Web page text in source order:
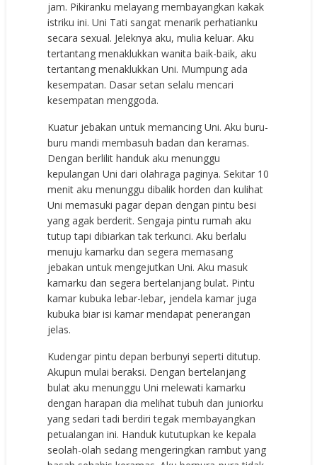
jam. Pikiranku melayang membayangkan kakak
istriku ini. Uni Tati sangat menarik perhatianku
secara sexual. Jeleknya aku, mulia keluar. Aku
tertantang menaklukkan wanita baik-baik, aku
tertantang menaklukkan Uni. Mumpung ada
kesempatan. Dasar setan selalu mencari
kesempatan menggoda.
Kuatur jebakan untuk memancing Uni. Aku buru-
buru mandi membasuh badan dan keramas.
Dengan berlilit handuk aku menunggu
kepulangan Uni dari olahraga paginya. Sekitar 10
menit aku menunggu dibalik horden dan kulihat
Uni memasuki pagar depan dengan pintu besi
yang agak berderit. Sengaja pintu rumah aku
tutup tapi dibiarkan tak terkunci. Aku berlalu
menuju kamarku dan segera memasang
jebakan untuk mengejutkan Uni. Aku masuk
kamarku dan segera bertelanjang bulat. Pintu
kamar kubuka lebar-lebar, jendela kamar juga
kubuka biar isi kamar mendapat penerangan
jelas.
Kudengar pintu depan berbunyi seperti ditutup.
Akupun mulai beraksi. Dengan bertelanjang
bulat aku menunggu Uni melewati kamarku
dengan harapan dia melihat tubuh dan juniorku
yang sedari tadi berdiri tegak membayangkan
petualangan ini. Handuk kututupkan ke kepala
seolah-olah sedang mengeringkan rambut yang